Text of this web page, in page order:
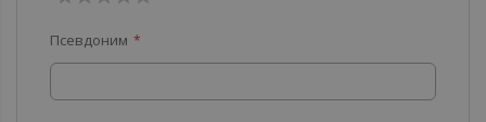
звезда
звезди
звезди
звезди
звезди
Псевдоним